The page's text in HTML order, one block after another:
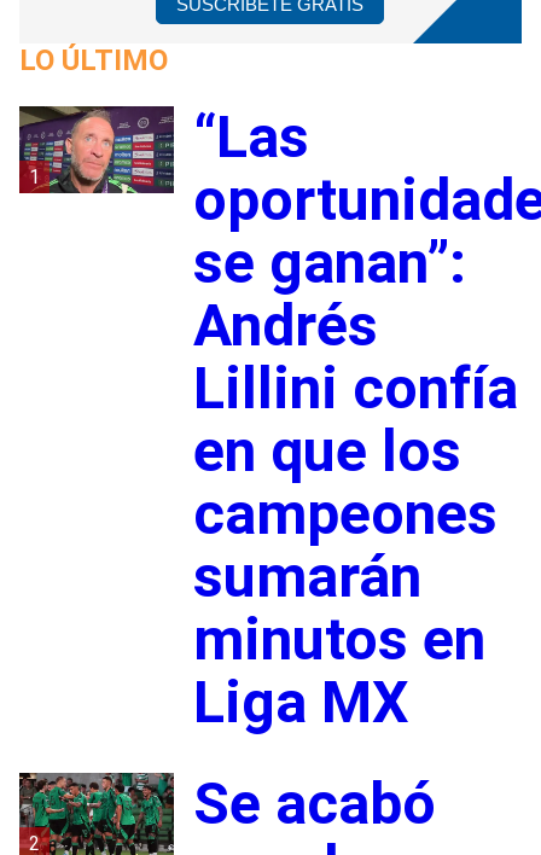
LO ÚLTIMO
1
“Las
se ganan”:
Andrés
Lillini confía
en que los
campeones
sumarán
minutos en
Liga MX
2
Se acabó